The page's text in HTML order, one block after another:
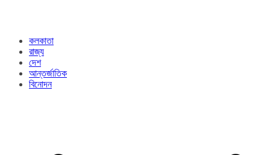
কলকাতা
রাজ্য​
দেশ
আন্তর্জাতিক
বিনোদন